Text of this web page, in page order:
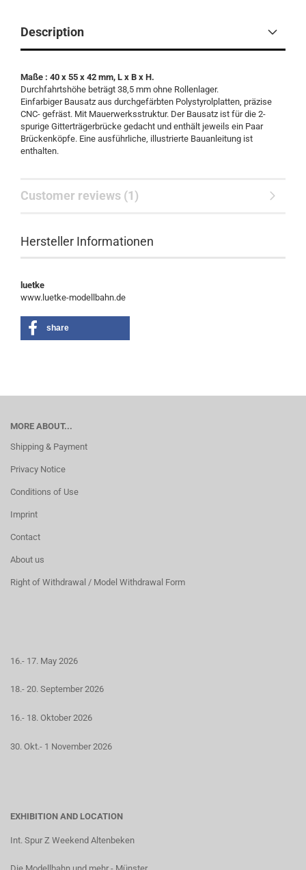
Description
Maße : 40 x 55 x 42 mm, L x B x H.
Durchfahrtshöhe beträgt 38,5 mm ohne Rollenlager.
Einfarbiger Bausatz aus durchgefärbten Polystyrolplatten, präzise
CNC- gefräst. Mit Mauerwerksstruktur. Der Bausatz ist für die 2-
spurige Gitterträgerbrücke gedacht und enthält jeweils ein Paar
Brückenköpfe. Eine ausführliche, illustrierte Bauanleitung ist
enthalten.
Customer reviews (1)
Hersteller Informationen
luetke
www.luetke-modellbahn.de
share
MORE ABOUT...
Shipping & Payment
Privacy Notice
Conditions of Use
Imprint
Contact
About us
Right of Withdrawal / Model Withdrawal Form
16.- 17. May 2026
18.- 20. September 2026
16.- 18. Oktober 2026
30. Okt.- 1 November 2026
EXHIBITION AND LOCATION
Int. Spur Z Weekend Altenbeken